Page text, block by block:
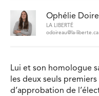
Ophélie
LA LIBERTÉ
odoireau@la-liberte.ca
Lui et son homologue
les deux seuls
d’approbation de